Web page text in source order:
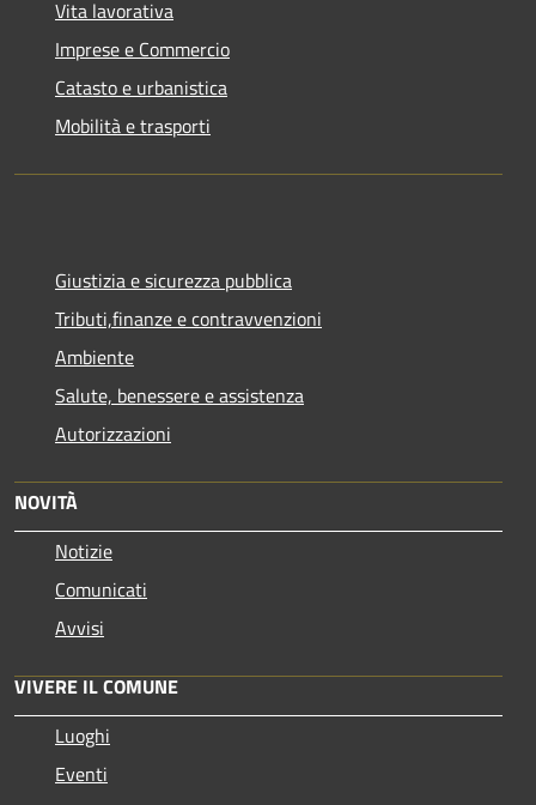
Vita lavorativa
Imprese e Commercio
Catasto e urbanistica
Mobilità e trasporti
Giustizia e sicurezza pubblica
Tributi,finanze e contravvenzioni
Ambiente
Salute, benessere e assistenza
Autorizzazioni
NOVITÀ
Notizie
Comunicati
Avvisi
VIVERE IL COMUNE
Luoghi
Eventi